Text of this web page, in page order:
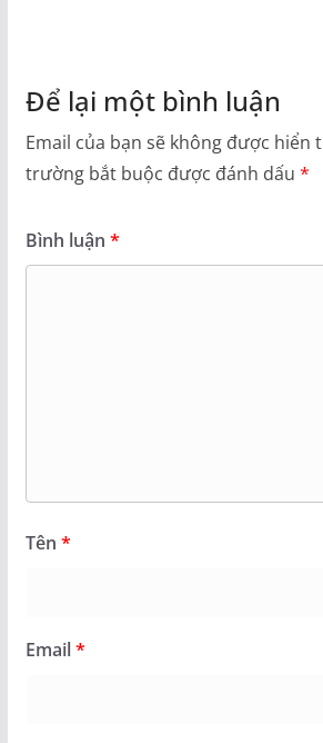
Để lại một bình luận
Email của bạn sẽ không được hiển
trường bắt buộc được đánh dấu *
Bình luận *
Tên *
Email*